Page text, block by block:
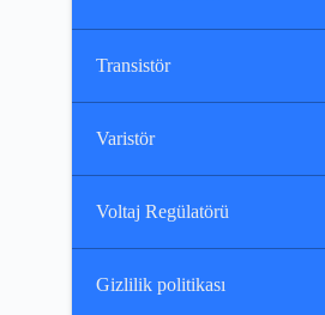
Transistör
Varistör
Voltaj Regülatörü
Gizlilik politikası